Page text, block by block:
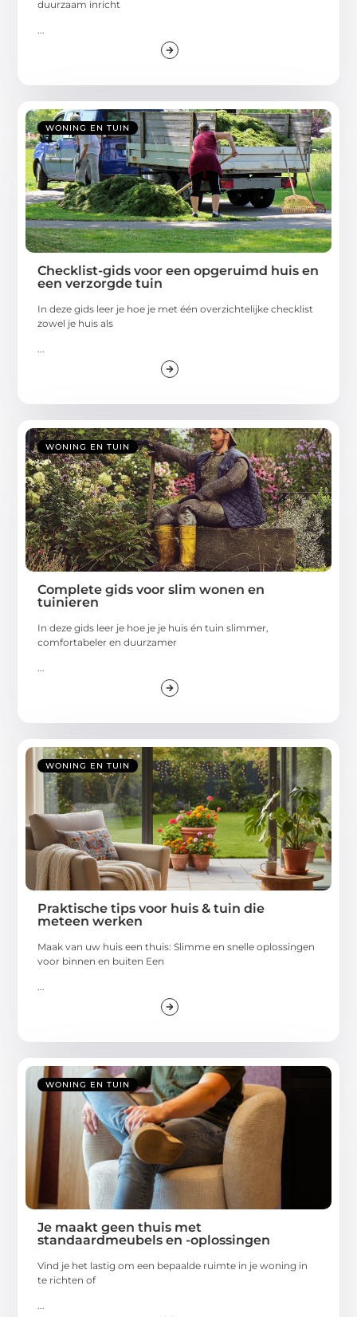
duurzaam inricht
...
WONING EN TUIN
Checklist-gids voor een opgeruimd huis en
een verzorgde tuin
In deze gids leer je hoe je met één overzichtelijke checklist
zowel je huis als
...
WONING EN TUIN
Complete gids voor slim wonen en
tuinieren
In deze gids leer je hoe je je huis én tuin slimmer,
comfortabeler en duurzamer
...
WONING EN TUIN
Praktische tips voor huis & tuin die
meteen werken
Maak van uw huis een thuis: Slimme en snelle oplossingen
voor binnen en buiten Een
...
WONING EN TUIN
Je maakt geen thuis met
standaardmeubels en -oplossingen
Vind je het lastig om een bepaalde ruimte in je woning in
te richten of
...